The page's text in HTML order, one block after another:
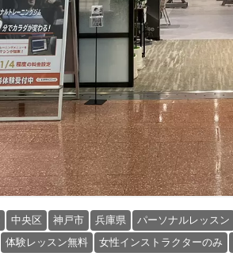
中央区 神戸市 兵庫県 パーソナルレッスン
体験レッスン無料 女性インストラクターのみ